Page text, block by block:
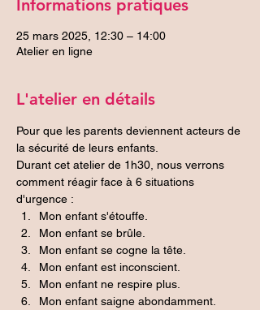
Informations pratiques
25 mars 2025, 12:30 – 14:00
Atelier en ligne
L'atelier en détails
Pour que les parents deviennent acteurs de
la sécurité de leurs enfants.
Durant cet atelier de 1h30, nous verrons
comment réagir face à 6 situations
d'urgence :
Mon enfant s'étouffe.
Mon enfant se brûle.
Mon enfant se cogne la tête.
Mon enfant est inconscient.
Mon enfant ne respire plus.
Mon enfant saigne abondamment.